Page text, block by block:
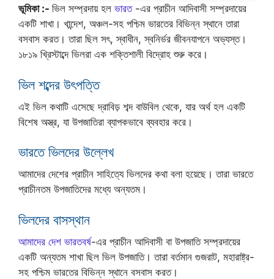
ভূমিকা :- ভিল সম্প্রদায় হল ভারত-এর প্রাচীন আদিবাসী সম্প্রদায়ের
একটি শাখা। খান্দেশ, অঞ্চল-সহ পশ্চিম ভারতের বিভিন্ন স্থানে তারা
বসবাস করত। তারা ছিল সৎ, স্বাধীন, স্বনির্ভর জীবনযাপনে অভ্যস্ত।
১৮১৯ খ্রিস্টাব্দে ভিলরা এক শক্তিশালী বিদ্রোহ শুরু করে।
ভিল শব্দের উৎপত্তি
এই ভিল কথাটি এসেছে দ্রাবিড় শব্দ বাউবিল থেকে, যার অর্থ হল একটি
বিশেষ অস্ত্র, যা উপজাতিরা ব্যাপকভাবে ব্যবহার করে।
ভারতে ভিলদের উল্লেখ
আমাদের দেশের প্রাচীন সাহিত্যে ভিলদের কথা বলা হয়েছে। তারা ভারতে
প্রাচীনতম উপজাতিদের মধ্যে অন্যতম।
ভিলদের বাসস্থান
আমাদের দেশ ভারতবর্ষ-এর প্রাচীন আদিবাসী বা উপজাতি সম্প্রদায়ের
একটি অন্যতম শাখা ছিল ভিল উপজাতি। তারা বর্তমান গুজরাট, মহারাষ্ট্র-
সহ পশ্চিম ভারতের বিভিন্ন স্থানে বসবাস করত।